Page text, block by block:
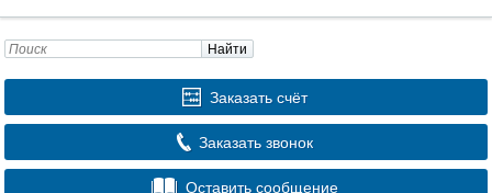
Найти
Заказать счёт
Заказать звонок
Оставить сообщение